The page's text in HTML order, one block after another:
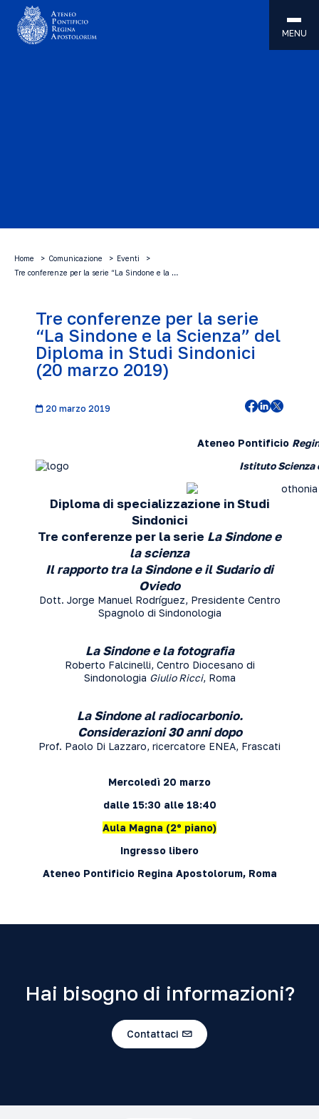
MENU
Home Comunicazione
Eventi
Tre conferenze per la serie “La Sindone e la …
Tre conferenze per la serie
“La Sindone e la Scienza” del
Diploma in Studi Sindonici
(20 marzo 2019)
20 marzo 2019
Ateneo Pontificio
Istituto Scienza
Diploma di specializzazione in Studi
Sindonici
Tre conferenze per la serie La Sindone e
la scienza
Il rapporto tra la Sindone e il Sudario di
Oviedo
Dott. Jorge Manuel Rodríguez, Presidente Centro
Spagnolo di Sindonologia
La Sindone e la fotografia
Roberto Falcinelli, Centro Diocesano di
Sindonologia Giulio Ricci, Roma
La Sindone al radiocarbonio.
Considerazioni 30 anni dopo
Prof. Paolo Di Lazzaro, ricercatore ENEA, Frascati
Mercoledì 20 marzo
dalle 15:30 alle 18:40
Aula Magna (2º piano)
Ingresso libero
Ateneo Pontificio Regina Apostolorum, Roma
Hai bisogno di informazioni?
Contattaci